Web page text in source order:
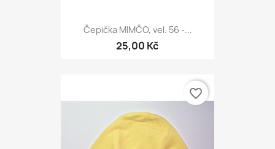
Čepička MIMČO, vel. 56 -...
25,00 Kč
favorite_border